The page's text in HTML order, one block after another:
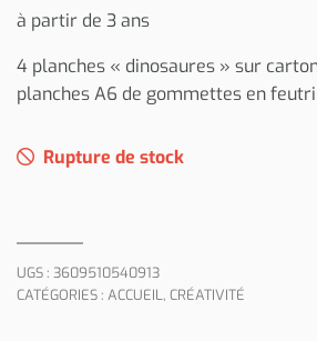
à partir de 3 ans
4 planches « dinosaures » sur carton
planches A6 de gommettes en
Rupture de stock
UGS : 3609510540913
CATÉGORIES : ACCUEIL, CRÉATIVITÉ